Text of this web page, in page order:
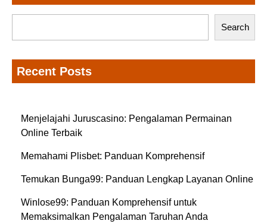
Search
Recent Posts
Menjelajahi Juruscasino: Pengalaman Permainan
Online Terbaik
Memahami Plisbet: Panduan Komprehensif
Temukan Bunga99: Panduan Lengkap Layanan Online
Winlose99: Panduan Komprehensif untuk
Memaksimalkan Pengalaman Taruhan Anda